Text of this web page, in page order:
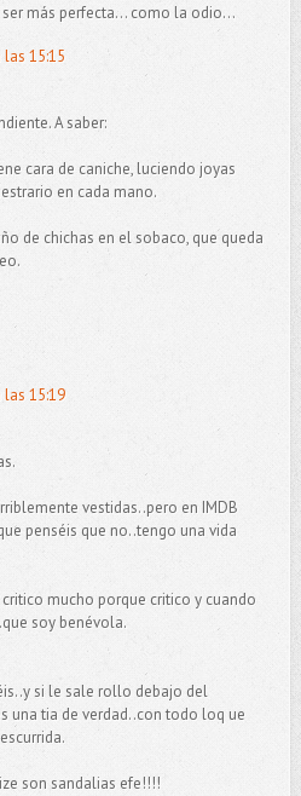
más perfecta... como la odio...
15:15
A saber:
cara de caniche, luciendo joyas
en cada mano.
de chichas en el sobaco, que queda
las 15:19
vestidas..pero en IMDB
penséis que no..tengo una vida
mucho porque critico y cuando
soy benévola.
si le sale rollo debajo del
una tia de verdad..con todo loq ue
son sandalias efe!!!!